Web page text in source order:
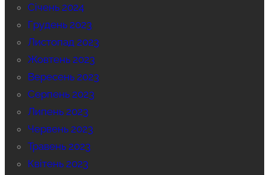
Січень 2024
Грудень 2023
Листопад 2023
Жовтень 2023
Вересень 2023
Серпень 2023
Липень 2023
Червень 2023
Травень 2023
Квітень 2023